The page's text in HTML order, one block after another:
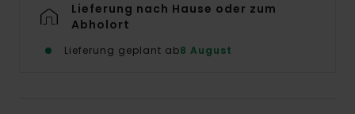
Lieferung nach Hause oder zum
Abholort
Lieferung geplant ab8 August